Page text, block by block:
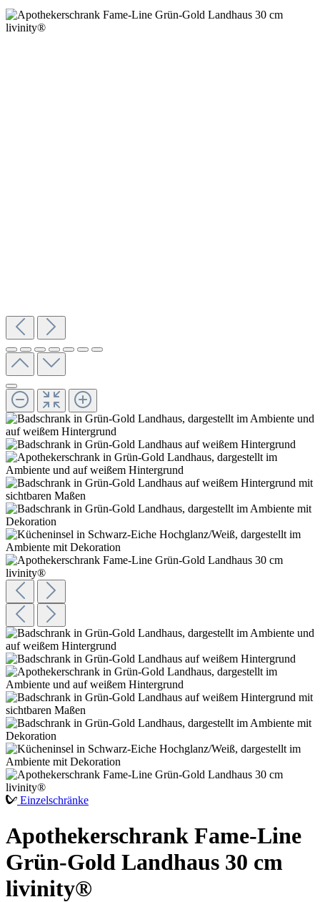
Einzelschränke
Apothekerschrank Fame-Line
Grün-Gold Landhaus 30 cm
livinity®